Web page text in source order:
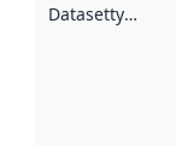
Datasettype